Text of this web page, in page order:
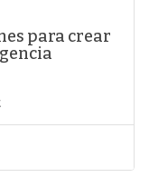
para crear